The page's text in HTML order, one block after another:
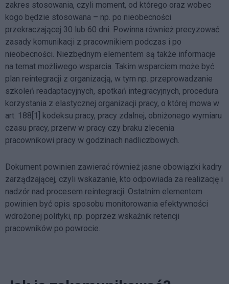
zakres stosowania, czyli moment, od którego oraz wobec
kogo będzie stosowana – np. po nieobecności
przekraczającej 30 lub 60 dni. Powinna również precyzować
zasady komunikacji z pracownikiem podczas i po
nieobecności. Niezbędnym elementem są także informacje
na temat możliwego wsparcia. Takim wsparciem może być
plan reintegracji z organizacją, w tym np. przeprowadzanie
szkoleń readaptacyjnych, spotkań integracyjnych, procedura
korzystania z elastycznej organizacji pracy, o której mowa w
art. 188[1] kodeksu pracy, pracy zdalnej, obniżonego wymiaru
czasu pracy, przerw w pracy czy braku zlecenia
pracownikowi pracy w godzinach nadliczbowych.
Dokument powinien zawierać również jasne obowiązki kadry
zarządzającej, czyli wskazanie, kto odpowiada za realizację i
nadzór nad procesem reintegracji. Ostatnim elementem
powinien być opis sposobu monitorowania efektywności
wdrożonej polityki, np. poprzez wskaźnik retencji
pracowników po powrocie.